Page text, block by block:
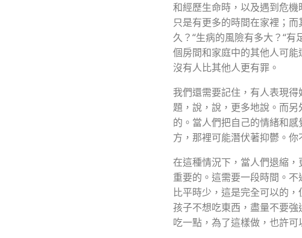
和經歷生命時，以及遇到危
只是有更多的時間在家裡；
久？“生病的風險有多大？“有
個房間和家庭中的其他人可
沒有人比其他人更有罪。
我們還需要記住，有人表現
題，說，說，更多地說。而
的。當人們把自己的情緒和
方，那裡可能潛伏著抑鬱。
在這種情況下，當人們退縮
重要的。這需要一段時間。
比平時少，這是完全可以的
孩子不想吃東⻄，盡量不要
吃一點，為了這樣做，也許